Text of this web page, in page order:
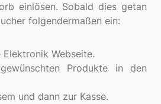
einlösen. Sobald dies getan
folgendermaßen ein:
Elektronik Webseite.
Produkte in den
und dann zur Kasse.